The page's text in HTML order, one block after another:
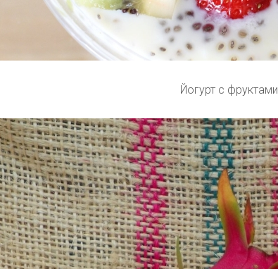
Йогурт с фруктами